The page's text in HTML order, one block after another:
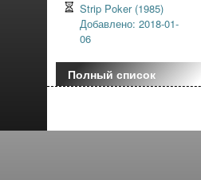
Strip Poker (1985)
Добавлено: 2018-01-
06
Полный список